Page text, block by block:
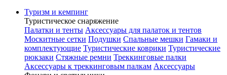
Туризм и кемпинг
Туристическое снаряжение
Палатки и тенты Аксессуары для палаток и тентов
Москитные сетки Подушки Спальные мешки Гамаки и
комплектующие Туристические коврики Туристические
рюкзаки Стяжные ремни Треккинговые палки
Аксессуары к треккинговым палкам Аксессуары